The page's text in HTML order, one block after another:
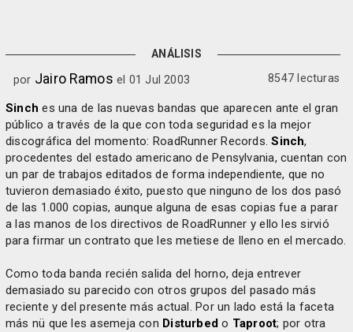
ANÁLISIS
por Jairo Ramos el 01 Jul 2003 8547 lecturas
Sinch es una de las nuevas bandas que aparecen ante el gran
público a través de la que con toda seguridad es la mejor
discográfica del momento: RoadRunner Records.Sinch,
procedentes del estado americano de Pensylvania, cuentan con
un par de trabajos editados de forma independiente, que no
tuvieron demasiado éxito, puesto que ninguno de los dos pasó
de las 1.000 copias, aunque alguna de esas copias fue a parar
a las manos de los directivos de RoadRunner y ello les sirvió
para firmar un contrato que les metiese de lleno en el mercado.
Como toda banda recién salida del horno, deja entrever
demasiado su parecido con otros grupos del pasado más
reciente y del presente más actual. Por un lado está la faceta
más nü que les asemeja con Disturbed o Taproot; por otra